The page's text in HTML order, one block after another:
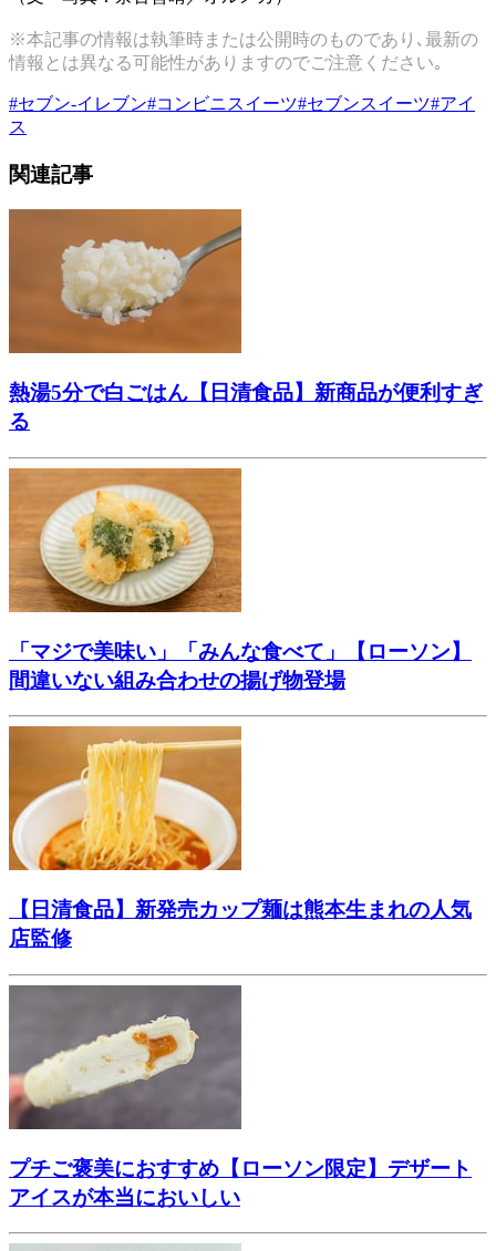
※本記事の情報は執筆時または公開時のものであり､最新の
情報とは異なる可能性がありますのでご注意ください｡
#セブン-イレブン#コンビニスイーツ#セブンスイーツ#アイ
ス
関連記事
熱湯5分で白ごはん【日清食品】新商品が便利すぎ
る
「マジで美味い」「みんな食べて」【ローソン】
間違いない組み合わせの揚げ物登場
【日清食品】新発売カップ麺は熊本生まれの人気
店監修
プチご褒美におすすめ【ローソン限定】デザート
アイスが本当においしい